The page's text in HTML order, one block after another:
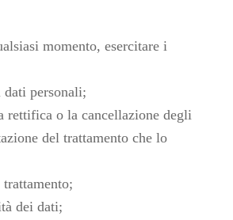
momento, esercitare i
dati personali;
rettifica o la cancellazione degli
del trattamento che lo
dei dati;